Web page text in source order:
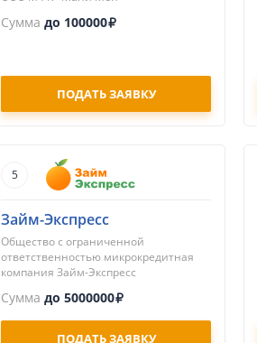
Сумма до 100000
ПОДАТЬ ЗАЯВКУ
5
Займ-Экспресс
Общество с ограниченной
ответственностью микрокредитная
компания Займ-Экспресс
Сумма до 5000000
ПОДАТЬ ЗАЯВКУ